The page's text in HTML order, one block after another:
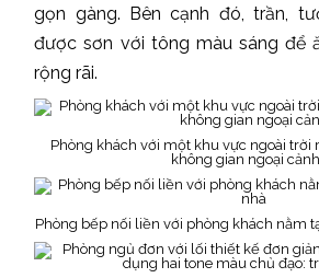
gọn gàng. Bên cạnh đó, trần,
được sơn với tông màu sáng để
rộng rãi.
Phòng khách với một khu vực ngoài trời
không gian ngoại cảnh
Phòng bếp nối liền với phòng khách nằm